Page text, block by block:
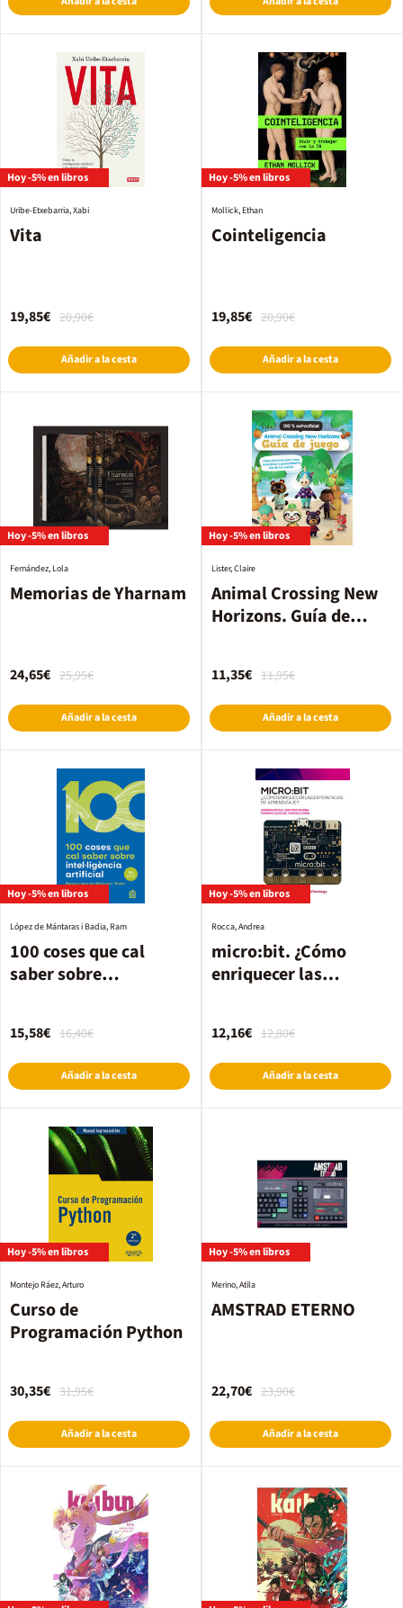
Hoy -5% en libros
Vita
Uribe-Etxebarria, Xabi
20,90€
19,85€
Añadir a la cesta
Hoy -5% en libros
Cointeligencia
Mollick, Ethan
20,90€
19,85€
Añadir a la cesta
Hoy -5% en libros
Memorias de Yharnam
Fernández, Lola
25,95€
24,65€
Añadir a la cesta
Hoy -5% en libros
Animal Crossing New
Horizons. Guía de
Lister, Claire
11,95€
11,35€
Añadir a la cesta
Hoy -5% en libros
100 coses que cal
saber sobre
López de Mántaras i Badia, Ram
16,40€
15,58€
Añadir a la cesta
Hoy -5% en libros
micro:bit. ¿Cómo
enriquecer las
Rocca, Andrea
12,80€
12,16€
Añadir a la cesta
Hoy -5% en libros
Curso de
Programación Python
Montejo Ráez, Arturo
31,95€
30,35€
Añadir a la cesta
Hoy -5% en libros
AMSTRAD ETERNO
Merino, Atila
23,90€
22,70€
Añadir a la cesta